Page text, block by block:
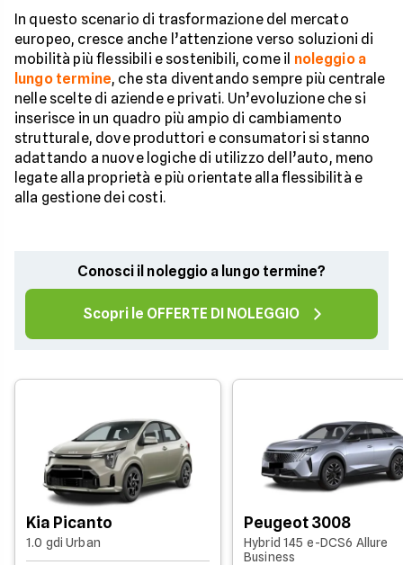
In questo scenario di trasformazione del mercato
europeo, cresce anche l’attenzione verso soluzioni di
mobilità più flessibili e sostenibili, come il noleggio a
lungo termine, che sta diventando sempre più centrale
nelle scelte di aziende e privati. Un’evoluzione che si
inserisce in un quadro più ampio di cambiamento
strutturale, dove produttori e consumatori si stanno
adattando a nuove logiche di utilizzo dell’auto, meno
legate alla proprietà e più orientate alla flessibilità e
alla gestione dei costi.
Conosci il noleggio a lungo termine?
Scopri le OFFERTE DI NOLEGGIO
Kia Picanto
1.0 gdi Urban
Peugeot 3008
Hybrid 145 e-DCS6 Allure
Business